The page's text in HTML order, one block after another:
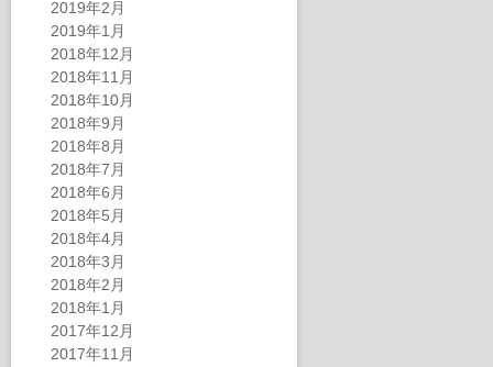
2019年2月
2019年1月
2018年12月
2018年11月
2018年10月
2018年9月
2018年8月
2018年7月
2018年6月
2018年5月
2018年4月
2018年3月
2018年2月
2018年1月
2017年12月
2017年11月